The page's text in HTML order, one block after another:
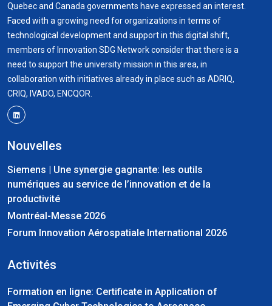
Quebec and Canada governments have expressed an interest.
Faced with a growing need for organizations in terms of
technological development and support in this digital shift,
members of Innovation SDG Network consider that there is a
need to support the university mission in this area, in
collaboration with initiatives already in place such as ADRIQ,
CRIQ, IVADO, ENCQOR.
Nouvelles
Siemens | Une synergie gagnante: les outils
numériques au service de l’innovation et de la
productivité
Montréal-Messe 2026
Forum Innovation Aérospatiale International 2026
Activités
Formation en ligne: Certificate in Application of